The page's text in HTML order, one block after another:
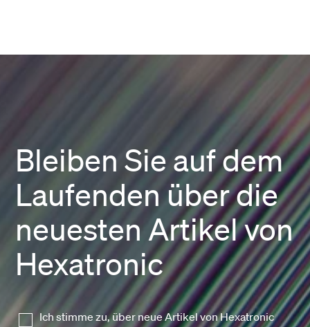
Bleiben Sie auf dem
Laufenden über die
neuesten Artikel von
Hexatronic
Ich stimme zu, über neue Artikel von Hexatronic